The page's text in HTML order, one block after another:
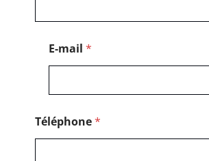
E-mail *
Téléphone*